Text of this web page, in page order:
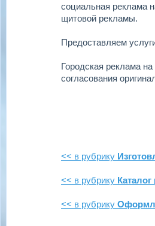
социальная реклама
щитовой рекламы.
Предоставляем
Городская реклама
согласования
<< в рубрику
<< в рубрику
<< в рубрику